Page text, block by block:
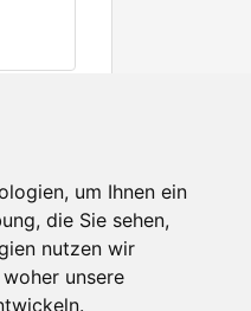
um Ihnen ein
die Sie sehen,
nutzen wir
unsere